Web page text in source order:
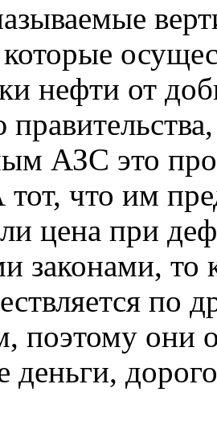
нефти от
АЗС это
тот, что им
цена при
законами, то
по
поэтому они